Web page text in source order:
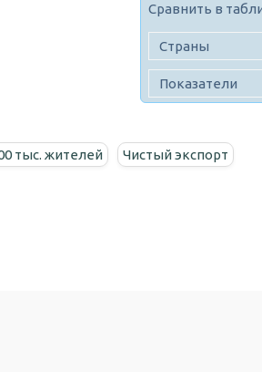
Сравнить в
тыс. жителей
Чистый экспорт